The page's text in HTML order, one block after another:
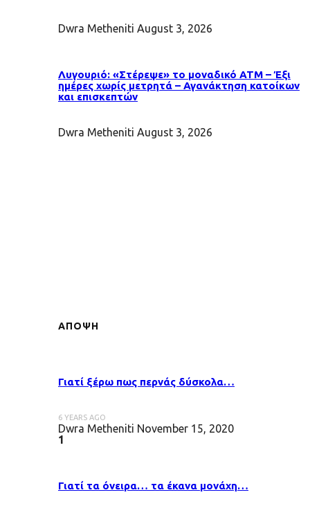
Dwra Metheniti August 3, 2026
Λυγουριό: «Στέρεψε» το μοναδικό ΑΤΜ – Έξι
ημέρες χωρίς μετρητά – Αγανάκτηση κατοίκων
και επισκεπτών
Dwra Metheniti August 3, 2026
ΑΠΟΨΗ
Γιατί ξέρω πως περνάς δύσκολα…
6 YEARS AGO
Dwra Metheniti November 15, 2020
1
Γιατί τα όνειρα… τα έκανα μονάχη…